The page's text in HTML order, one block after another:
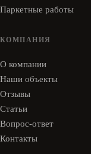
Паркетные работы
КОМПАНИЯ
О компании
Наши объекты
Отзывы
Статьи
Вопрос-ответ
Контакты